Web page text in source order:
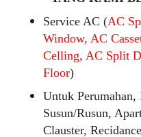
Service AC (AC
Window, AC
Celling, AC Split
Floor)
Untuk Perumahan,
Susun/Rusun,
Clauster,